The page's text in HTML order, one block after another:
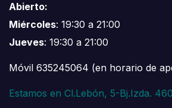
Abierto:
Miércoles: 19:30 a 21:00
Jueves: 19:30 a 21:00
Móvil 635245064 (en horario de
Estamos en Cl.Lebón, 5-Bj.Izda.